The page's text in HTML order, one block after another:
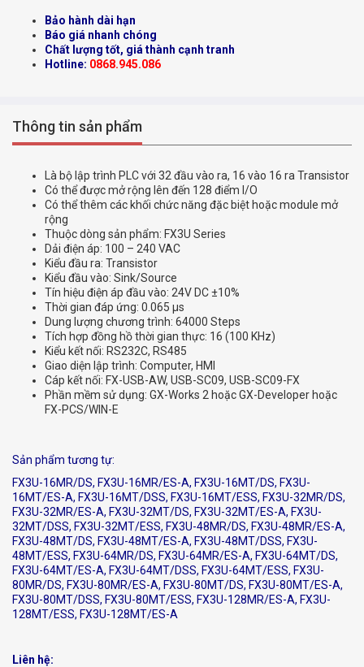
Bảo hành dài hạn
Báo giá nhanh chóng
Chất lượng tốt, giá thành cạnh tranh
Hotline: 0868.945.086
Thông tin sản phẩm
Là bộ lập trình PLC với 32 đầu vào ra, 16 vào 16 ra Transistor
Có thể được mở rộng lên đến 128 điểm I/O
Có thể thêm các khối chức năng đặc biệt hoặc module mở
rộng
Thuộc dòng sản phẩm: FX3U Series
Dải điện áp: 100 – 240 VAC
Kiểu đầu ra: Transistor
Kiểu đầu vào: Sink/Source
Tín hiệu điện áp đầu vào: 24V DC ±10%
Thời gian đáp ứng: 0.065 μs
Dung lượng chương trình: 64000 Steps
Tích hợp đồng hồ thời gian thực: 16 (100 KHz)
Kiểu kết nối: RS232C, RS485
Giao diện lập trình: Computer, HMI
Cáp kết nối: FX-USB-AW, USB-SC09, USB-SC09-FX
Phần mềm sử dụng: GX-Works 2 hoặc GX-Developer hoặc
FX-PCS/WIN-E
Sản phẩm tương tự:
FX3U-16MR/DS, FX3U-16MR/ES-A, FX3U-16MT/DS, FX3U-
16MT/ES-A, FX3U-16MT/DSS, FX3U-16MT/ESS, FX3U-32MR/DS,
FX3U-32MR/ES-A, FX3U-32MT/DS, FX3U-32MT/ES-A, FX3U-
32MT/DSS, FX3U-32MT/ESS, FX3U-48MR/DS, FX3U-48MR/ES-A,
FX3U-48MT/DS, FX3U-48MT/ES-A, FX3U-48MT/DSS, FX3U-
48MT/ESS, FX3U-64MR/DS, FX3U-64MR/ES-A, FX3U-64MT/DS,
FX3U-64MT/ES-A, FX3U-64MT/DSS, FX3U-64MT/ESS, FX3U-
80MR/DS, FX3U-80MR/ES-A, FX3U-80MT/DS, FX3U-80MT/ES-A,
FX3U-80MT/DSS, FX3U-80MT/ESS, FX3U-128MR/ES-A, FX3U-
128MT/ESS, FX3U-128MT/ES-A
Liên hệ: